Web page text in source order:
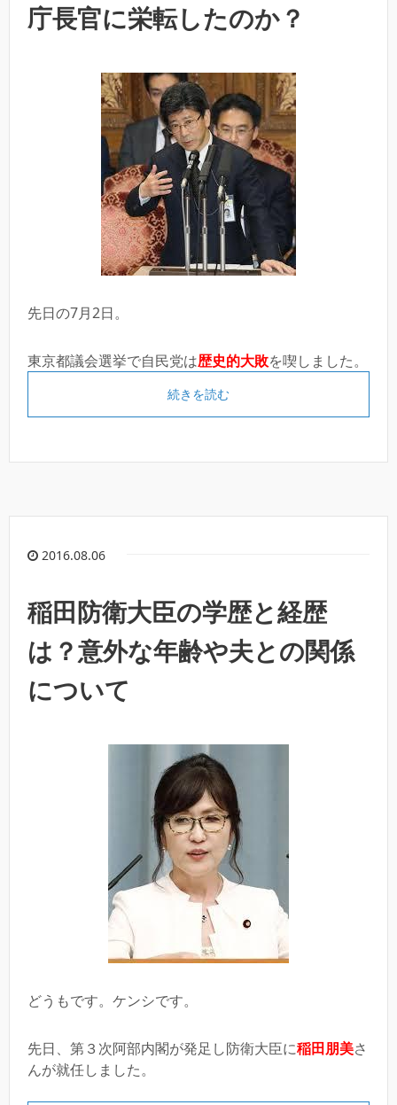
庁長官に栄転したのか？
先日の7月2日。
東京都議会選挙で自民党は歴史的大敗を喫しました。
続きを読む
2016.08.06
稲田防衛大臣の学歴と経歴
は？意外な年齢や夫との関係
について
どうもです。ケンシです。
先日、第３次阿部内閣が発足し防衛大臣に稲田朋美さ
んが就任しました。